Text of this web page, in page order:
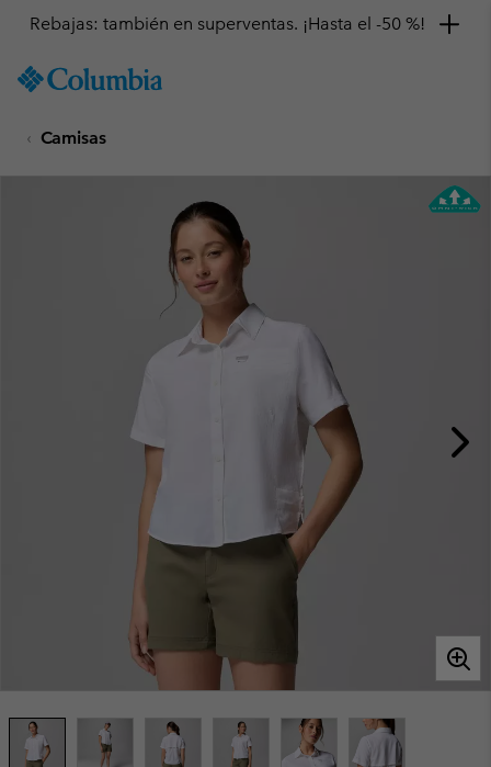
TO
SKIP
MAIN
Rebajas: también en superventas. ¡Hasta el -50 %!
Camisas